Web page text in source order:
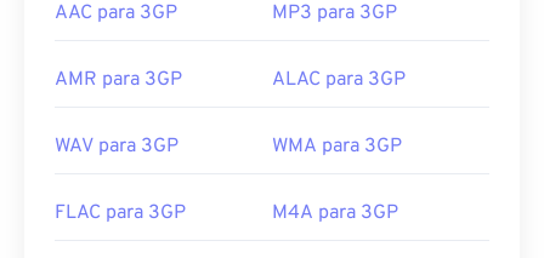
AAC para 3GP MP3 para 3GP
AMR para 3GP ALAC para 3GP
WAV para 3GP WMA para 3GP
FLAC para 3GP M4A para 3GP